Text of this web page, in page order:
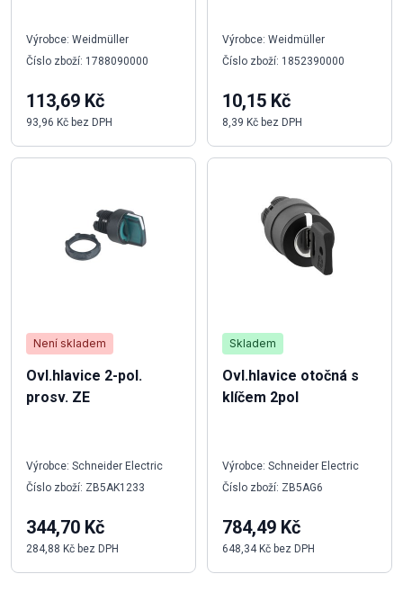
Výrobce: Weidmüller
Číslo zboží: 1788090000
113,69 Kč
93,96 Kč bez DPH
Není skladem
Ovl.hlavice 2-pol.
prosv. ZE
Výrobce: Schneider Electric
Číslo zboží: ZB5AK1233
344,70 Kč
284,88 Kč bez DPH
Výrobce: Weidmüller
Číslo zboží: 1852390000
10,15 Kč
8,39 Kč bez DPH
Skladem
Ovl.hlavice otočná s
klíčem 2pol
Výrobce: Schneider Electric
Číslo zboží: ZB5AG6
784,49 Kč
648,34 Kč bez DPH